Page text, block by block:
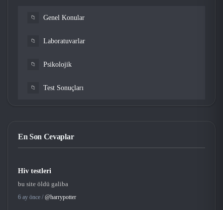
📁 Genel Konular
📁 Laboratuvarlar
📁 Psikolojik
📁 Test Sonuçları
En Son Cevaplar
Hiv testleri
bu site öldü galiba
6 ay önce / @harrypotter